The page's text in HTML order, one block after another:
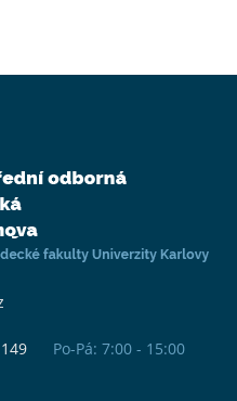
Po-Pá: 7:00 - 15:00